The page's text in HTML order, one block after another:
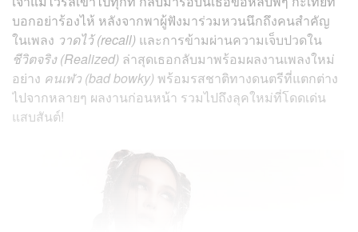
บอกอย่าร้องไห้ หลังจากพาผู้ฟังมาร่วมหวนนึกถึงคนสำคัญ
ในเพลง วาดไว้ (recall) และการข้ามผ่านความเจ็บปวดใน
ชีวิตจริง (Realized) ล่าสุดเธอกลับมาพร้อมผลงานเพลงใหม่
อย่าง คนเฬว (bad bowky) พร้อมรสชาติทางดนตรีที่แตกต่าง
ไปจากหลายๆ ผลงานก่อนหน้า รวมไปถึงลุคใหม่ที่โดดเด่น
แสบสันต์!